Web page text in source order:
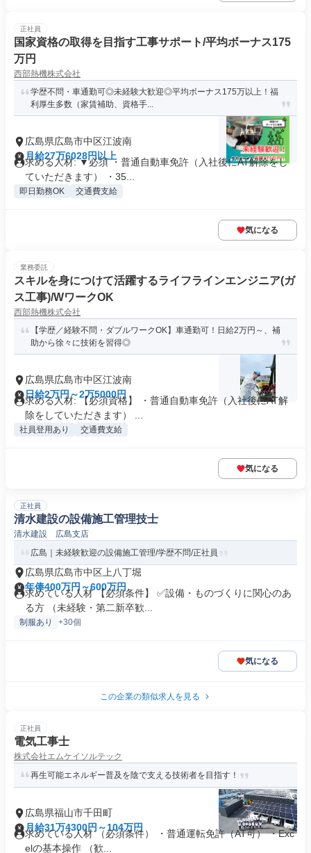
正社員
国家資格の取得を目指す工事サポート/平均ボーナス175
万円
西部熱機株式会社
学歴不問・車通勤可◎未経験大歓迎◎平均ボーナス175万以上！福
利厚生多数（家賃補助、資格手...
広島県広島市中区江波南
月給27万6028円以上
求める人材: ▼必須 ・普通自動車免許（入社後にAT解除をし
ていただきます） ・35...
即日勤務OK 交通費支給
気になる
業務委託
スキルを身につけて活躍するライフラインエンジニア(ガ
ス工事)/WワークOK
西部熱機株式会社
【学歴／経験不問・ダブルワークOK】車通勤可！日給2万円～、補
助から徐々に技術を習得◎
広島県広島市中区江波南
日給2万円～2万5000円
求める人材: 【必須資格】 ・普通自動車免許（入社後にAT解
除をしていただきます） ...
社員登用あり 交通費支給
気になる
正社員
清水建設の設備施工管理技士
清水建設 広島支店
広島｜未経験歓迎の設備施工管理/学歴不問/正社員
広島県広島市中区上八丁堀
年俸400万円～600万円
求めている人材 【必須条件】 ✅設備・ものづくりに関心のあ
る方 （未経験・第二新卒歓...
制服あり +30個
気になる
この企業の類似求人を見る
正社員
電気工事士
株式会社エムケイソルテック
再生可能エネルギー普及を陰で支える技術者を目指す！
広島県福山市千田町
月給31万4300円～104万円
求めている人材 （必須条件） ・普通運転免許（AT可） ・Exc
elの基本操作 （歓...